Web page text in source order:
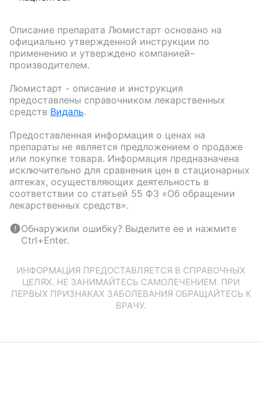
Описание препарата Люмистарт основано на
официально утвержденной инструкции по
применению и утверждено компанией–
производителем.
Люмистарт - описание и инструкция
предоставлены справочником лекарственных
средств Видаль.
Предоставленная информация о ценах на
препараты не является предложением о продаже
или покупке товара. Информация предназначена
исключительно для сравнения цен в стационарных
аптеках, осуществляющих деятельность в
соответствии со статьей 55 ФЗ «Об обращении
лекарственных средств».
Обнаружили ошибку? Выделите ее и нажмите
Ctrl+Enter.
ИНФОРМАЦИЯ ПРЕДОСТАВЛЯЕТСЯ В СПРАВОЧНЫХ
ЦЕЛЯХ. НЕ ЗАНИМАЙТЕСЬ САМОЛЕЧЕНИЕМ. ПРИ
ПЕРВЫХ ПРИЗНАКАХ ЗАБОЛЕВАНИЯ ОБРАЩАЙТЕСЬ К
ВРАЧУ.